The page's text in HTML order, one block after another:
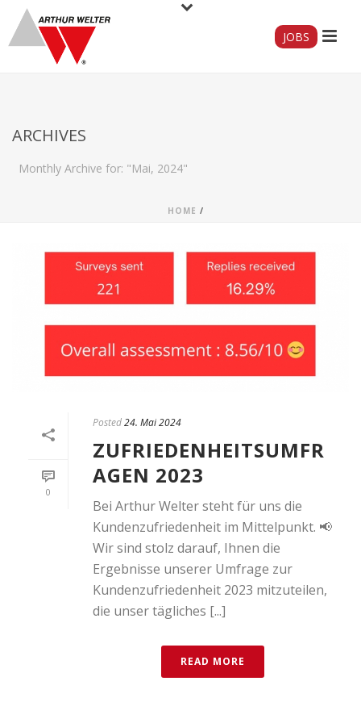
JOBS
ARCHIVES
Monthly Archive for: "Mai, 2024"
HOME /
0
Posted24. Mai 2024
ZUFRIEDENHEITSUMFR
AGEN 2023
Bei Arthur Welter steht für uns die
Kundenzufriedenheit im Mittelpunkt. 📢
Wir sind stolz darauf, Ihnen die
Ergebnisse unserer Umfrage zur
Kundenzufriedenheit 2023 mitzuteilen,
die unser tägliches [...]
READ MORE